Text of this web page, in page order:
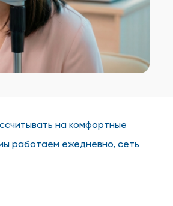
на комфортные
работаем ежедневно, сеть